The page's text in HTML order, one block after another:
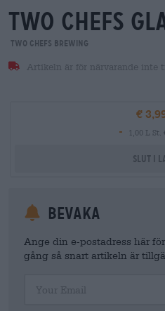
two chefs
Two Chefs Brewing
Artikeln är för närvarande inte
€
-
1,00 L St.
Slut i
Bevaka
Ange din e-postadress här
gång så snart artikeln är